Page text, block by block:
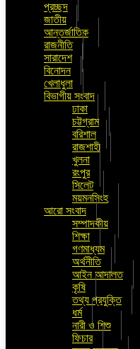
প্রচ্ছদ
জাতীয়
আন্তর্জাতিক
রাজনীতি
সারাদেশ
বিনোদন
খেলাধুলা
বিভাগীয় সংবাদ
ঢাকা
চট্টগ্রাম
বরিশাল
রাজশাহী
খুলনা
রংপুর
সিলেট
ময়মনসিংহ
আরো সংবাদ
সম্পাদকীয়
শিক্ষা
গণমাধ্যম
অর্থনীতি
আইন আদালত
কৃষি
তথ্য প্রযুক্তি
ধর্ম
নারী ও শিশু
ফিচার